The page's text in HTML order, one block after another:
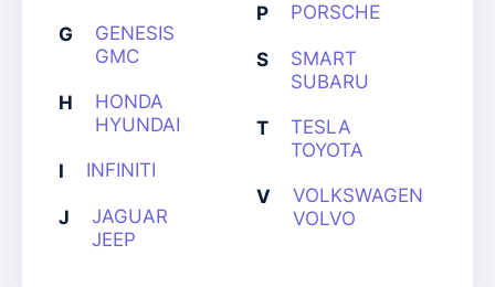
G
GENESIS
GMC
H
HONDA
HYUNDAI
I INFINITI
J
JAGUAR
JEEP
P PORSCHE
S
SMART
SUBARU
T
TESLA
TOYOTA
V
VOLKSWAGEN
VOLVO